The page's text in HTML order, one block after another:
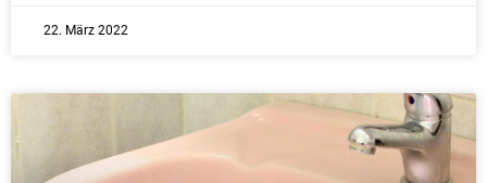
22. März 2022